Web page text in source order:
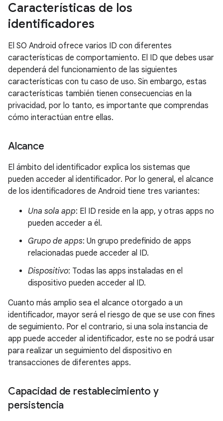
Características de los
identificadores
El SO Android ofrece varios ID con diferentes
características de comportamiento. El ID que debes usar
dependerá del funcionamiento de las siguientes
características con tu caso de uso. Sin embargo, estas
características también tienen consecuencias en la
privacidad, por lo tanto, es importante que comprendas
cómo interactúan entre ellas.
Alcance
El ámbito del identificador explica los sistemas que
pueden acceder al identificador. Por lo general, el alcance
de los identificadores de Android tiene tres variantes:
Una sola app: El ID reside en la app, y otras apps no
pueden acceder a él.
Grupo de apps: Un grupo predefinido de apps
relacionadas puede acceder al ID.
Dispositivo: Todas las apps instaladas en el
dispositivo pueden acceder al ID.
Cuanto más amplio sea el alcance otorgado a un
identificador, mayor será el riesgo de que se use con fines
de seguimiento. Por el contrario, si una sola instancia de
app puede acceder al identificador, este no se podrá usar
para realizar un seguimiento del dispositivo en
transacciones de diferentes apps.
Capacidad de restablecimiento y
persistencia